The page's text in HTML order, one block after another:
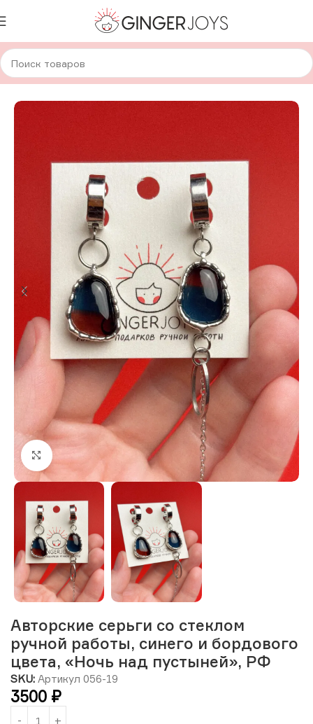
Главная Украшения Серьги Стеклянные серьги
Нажмите, чтобы увеличить изображение
Авторские серьги со стеклом
ручной работы, синего и бордового
цвета, «Ночь над пустыней», РФ
SKU: Артикул 056-19
3500 ₽